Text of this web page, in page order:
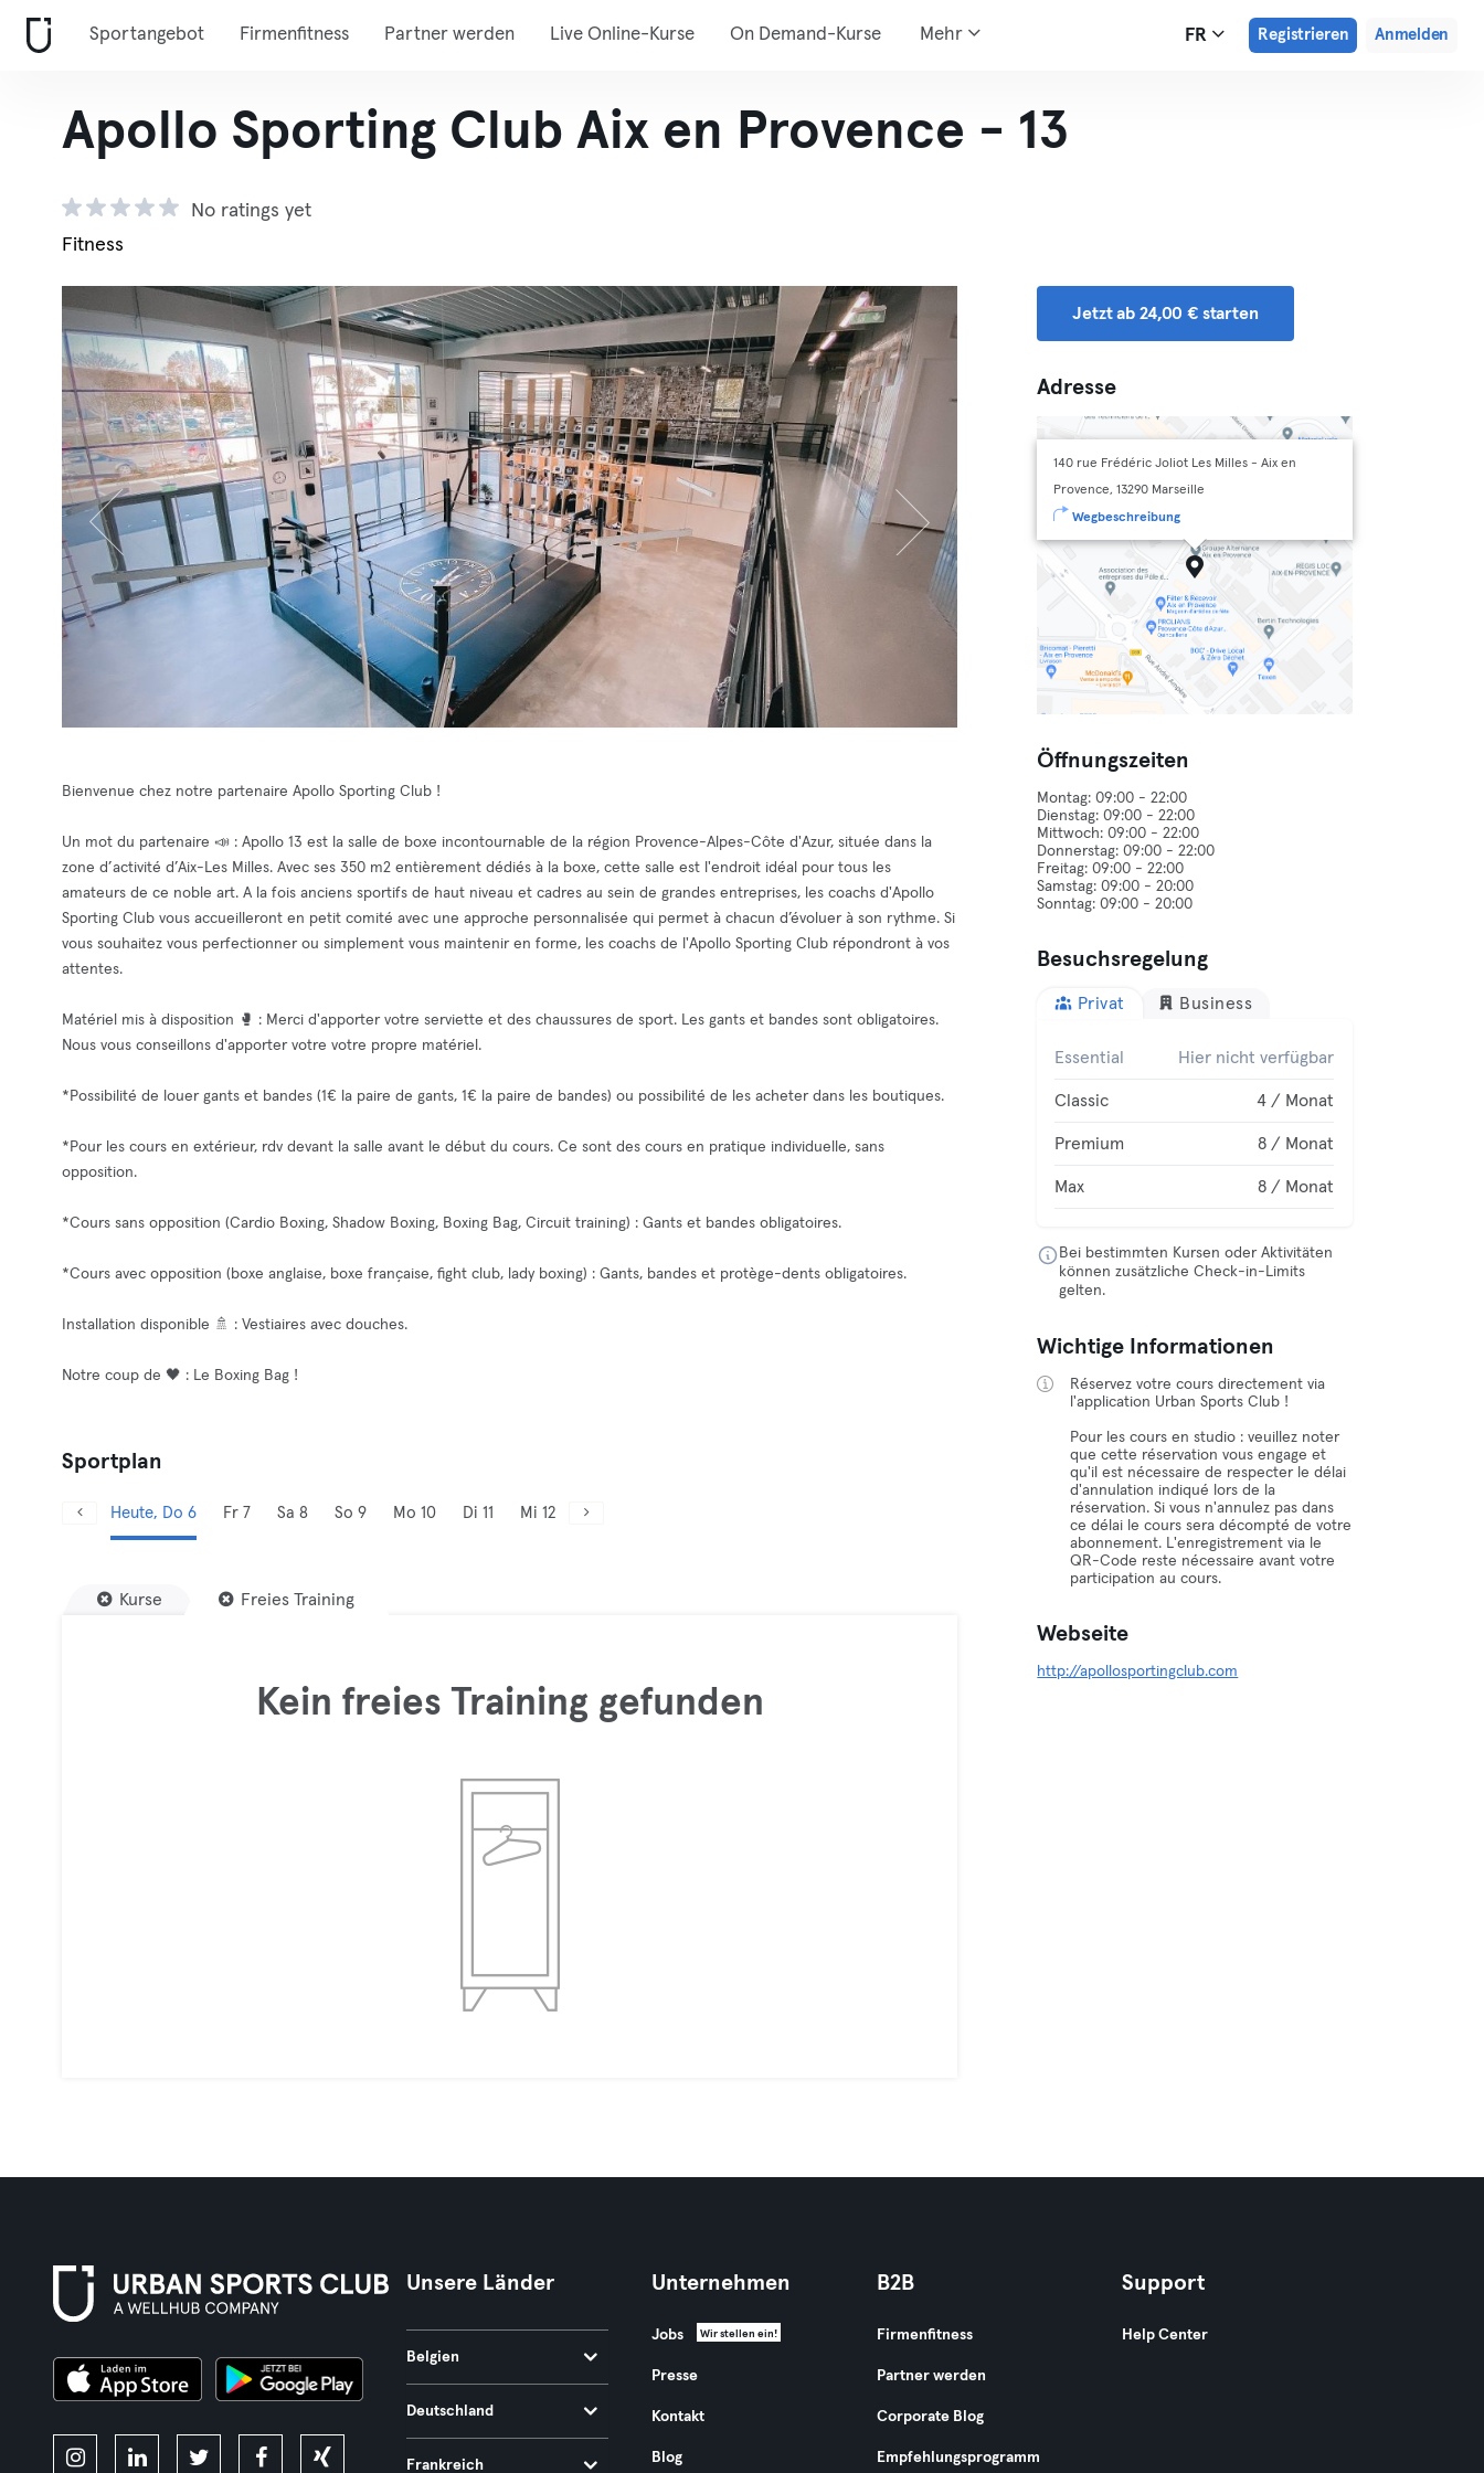
Sportangebot Firmenfitness Partner werden Live Online-Kurse On Demand-Kurse Mehr FR Registrieren Anmelden
Apollo Sporting Club Aix en Provence - 13
No ratings yet
Fitness
Bienvenue chez notre partenaire Apollo Sporting Club !
Un mot du partenaire 📣 : Apollo 13 est la salle de boxe incontournable de la région Provence-Alpes-Côte d'Azur, située dans la
zone d’activité d’Aix-Les Milles. Avec ses 350 m2 entièrement dédiés à la boxe, cette salle est l'endroit idéal pour tous les
amateurs de ce noble art. A la fois anciens sportifs de haut niveau et cadres au sein de grandes entreprises, les coachs d'Apollo
Sporting Club vous accueilleront en petit comité avec une approche personnalisée qui permet à chacun d’évoluer à son rythme. Si
vous souhaitez vous perfectionner ou simplement vous maintenir en forme, les coachs de l'Apollo Sporting Club répondront à vos
attentes.
Matériel mis à disposition 🥊 : Merci d'apporter votre serviette et des chaussures de sport. Les gants et bandes sont obligatoires.
Nous vous conseillons d'apporter votre votre propre matériel.
*Possibilité de louer gants et bandes (1€ la paire de gants, 1€ la paire de bandes) ou possibilité de les acheter dans les boutiques.
*Pour les cours en extérieur, rdv devant la salle avant le début du cours. Ce sont des cours en pratique individuelle, sans
opposition.
*Cours sans opposition (Cardio Boxing, Shadow Boxing, Boxing Bag, Circuit training) : Gants et bandes obligatoires.
*Cours avec opposition (boxe anglaise, boxe française, fight club, lady boxing) : Gants, bandes et protège-dents obligatoires.
Installation disponible 🚿 : Vestiaires avec douches.
Notre coup de 🖤 : Le Boxing Bag !
Sportplan
Heute, Do 6 Fr 7 Sa 8 So 9 Mo 10 Di 11 Mi 12
Kurse Freies Training
Kein freies Training gefunden
Jetzt ab 24,00 € starten
Adresse
140 rue Frédéric Joliot Les Milles - Aix en
Provence, 13290 Marseille
Wegbeschreibung
Öffnungszeiten
Montag: 09:00 - 22:00
Dienstag: 09:00 - 22:00
Mittwoch: 09:00 - 22:00
Donnerstag: 09:00 - 22:00
Freitag: 09:00 - 22:00
Samstag: 09:00 - 20:00
Besuchsregelung
Privat Business
Essential Hier nicht verfügbar
Classic 4 / Monat
Premium 8 / Monat
Max 8 / Monat
Bei bestimmten Kursen oder Aktivitäten
können zusätzliche Check-in-Limits
gelten.
Wichtige Informationen
Réservez votre cours directement via
l'application Urban Sports Club !
Pour les cours en studio : veuillez noter
que cette réservation vous engage et
qu'il est nécessaire de respecter le délai
d'annulation indiqué lors de la
réservation. Si vous n'annulez pas dans
ce délai le cours sera décompté de votre
abonnement. L'enregistrement via le
QR-Code reste nécessaire avant votre
participation au cours.
Webseite
http://apollosportingclub.com
Unsere Länder
Belgien
Deutschland
Frankreich
Unternehmen
Jobs Wir stellen ein!
Presse
Kontakt
Blog
B2B
Firmenfitness
Partner werden
Corporate Blog
Empfehlungsprogramm
Support
Help Center